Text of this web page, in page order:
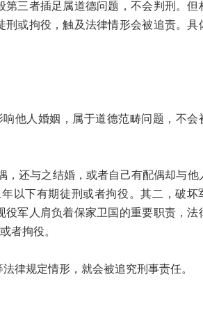
三者插足属道德问题，不会判刑。但
或拘役，触及法律情形会被追责。具
人婚姻，属于道德范畴问题，不会
还与之结婚，或者自己有配偶却与他
以下有期徒刑或者拘役。其二，破坏
军人肩负着保家卫国的重要职责，法
者拘役。
规定情形，就会被追究刑事责任。